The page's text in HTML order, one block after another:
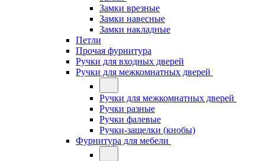
Замки врезные
Замки навесные
Замки накладные
Петли
Прочая фурнитура
Ручки для входных дверей
Ручки для межкомнатных дверей
Ручки для межкомнатных дверей
Ручки разные
Ручки фалевые
Ручки-защелки (кнобы)
Фурнитура для мебели